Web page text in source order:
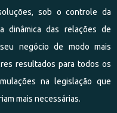
sob o controle da
dinâmica das relações de
negócio de modo mais
resultados para todos os
na legislação que
mais necessárias.